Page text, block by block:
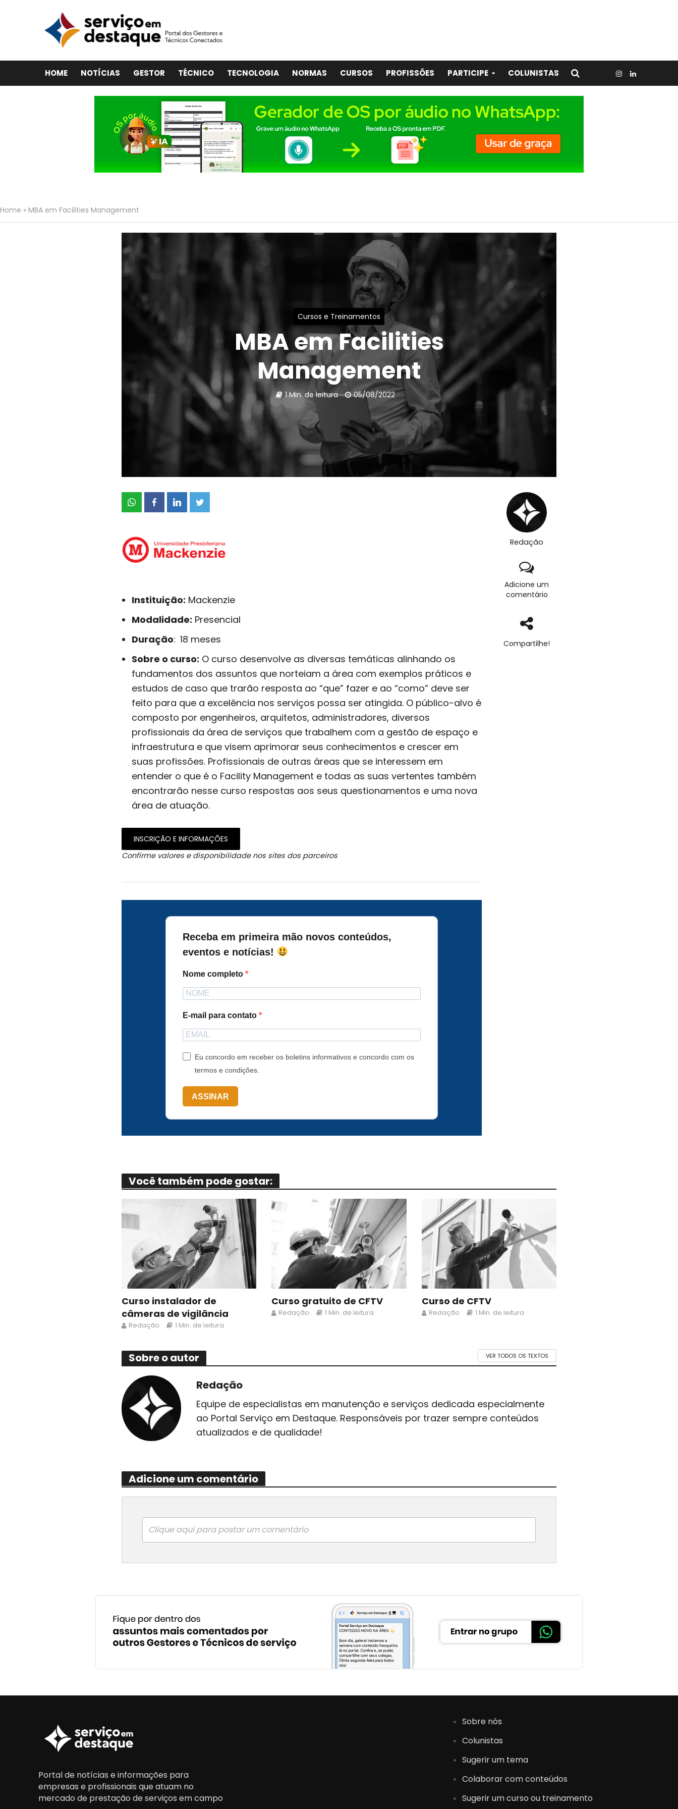
HOME NOTÍCIAS GESTOR TÉCNICO TECNOLOGIA NORMAS CURSOS PROFISSÕES PARTICIPE COLUNISTAS
Home » MBA em Facilities Management
Cursos e Treinamentos
MBA em Facilities
Management
1 Min. de leitura 05/08/2022
Redação
Adicione um
comentário
Compartilhe!
Instituição: Mackenzie
Modalidade: Presencial
Duração: 18 meses
Sobre o curso: O curso desenvolve as diversas temáticas alinhando os
fundamentos dos assuntos que norteiam a área com exemplos práticos e
estudos de caso que trarão resposta ao “que” fazer e ao “como” deve ser
feito para que a excelência nos serviços possa ser atingida. O público-alvo é
composto por engenheiros, arquitetos, administradores, diversos
profissionais da área de serviços que trabalhem com a gestão de espaço e
infraestrutura e que visem aprimorar seus conhecimentos e crescer em
suas profissões. Profissionais de outras áreas que se interessem em
entender o que é o Facility Management e todas as suas vertentes também
encontrarão nesse curso respostas aos seus questionamentos e uma nova
área de atuação.
INSCRIÇÃO E INFORMAÇÕES
Confirme valores e disponibilidade nos sites dos parceiros
Receba em primeira mão novos conteúdos,
eventos e notícias!
Nome completo
E-mail para contato
Eu concordo em receber os boletins informativos e concordo com os
termos e condições.
ASSINAR
Você também pode gostar:
Curso instalador de
câmeras de vigilância
Redação 1 Min. de leitura
Curso gratuito de CFTV
Redação 1 Min. de leitura
Curso de CFTV
Redação 1 Min. de leitura
Sobre o autor VER TODOS OS TEXTOS
Redação
Equipe de especialistas em manutenção e serviços dedicada especialmente
ao Portal Serviço em Destaque. Responsáveis por trazer sempre conteúdos
atualizados e de qualidade!
Adicione um comentário
Clique aqui para postar um comentário
Portal de notícias e informações para
empresas e profissionais que atuam no
mercado de prestação de serviços em campo
Sobre nós
Colunistas
Sugerir um tema
Colaborar com conteúdos
Sugerir um curso ou treinamento